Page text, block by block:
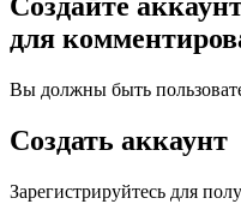
для
Вы должны быть
Создать аккаунт
Зарегистрируйтесь для